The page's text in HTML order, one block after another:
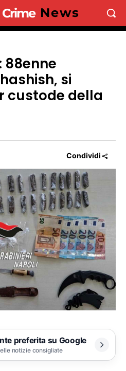
News
88enne
si
custode della
Condividi
preferita su Google
notizie consigliate